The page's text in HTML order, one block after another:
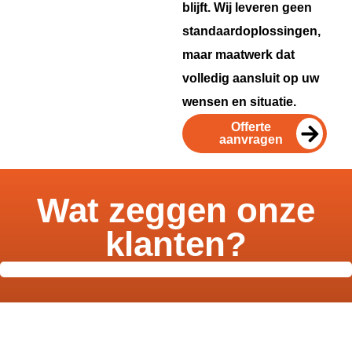
blijft. Wij leveren geen
standaardoplossingen,
maar maatwerk dat
volledig aansluit op uw
wensen en situatie.
Offerte
aanvragen
Wat zeggen onze
klanten?